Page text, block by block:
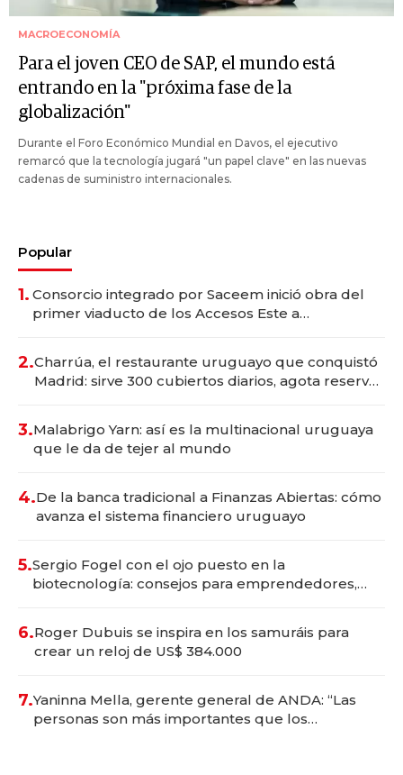
MACROECONOMÍA
Para el joven CEO de SAP, el mundo está
entrando en la "próxima fase de la
globalización"
Durante el Foro Económico Mundial en Davos, el ejecutivo
remarcó que la tecnología jugará "un papel clave" en las nuevas
cadenas de suministro internacionales.
Popular
1. Consorcio integrado por Saceem inició obra del
primer viaducto de los Accesos Este a
2.Charrúa, el restaurante uruguayo que conquistó
Madrid: sirve 300 cubiertos diarios, agota reservas
3.Malabrigo Yarn: así es la multinacional uruguaya
que le da de tejer al mundo
4.De la banca tradicional a Finanzas Abiertas: cómo
avanza el sistema financiero uruguayo
5.Sergio Fogel con el ojo puesto en la
biotecnología: consejos para emprendedores,
6.Roger Dubuis se inspira en los samuráis para
crear un reloj de US$ 384.000
7.Yaninna Mella, gerente general de ANDA: “Las
personas son más importantes que los